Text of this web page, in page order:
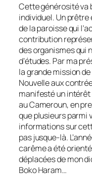
Cette générosité va
individuel. Un
de la paroisse qui
contribution
des organismes qui
d’études. Par ma
la grande mission de
Nouvelle aux
manifesté un intérêt
au Cameroun, en
que plusieurs parmi
informations sur
pas jusque-là.
carême a été
déplacées de mon
Boko Haram…